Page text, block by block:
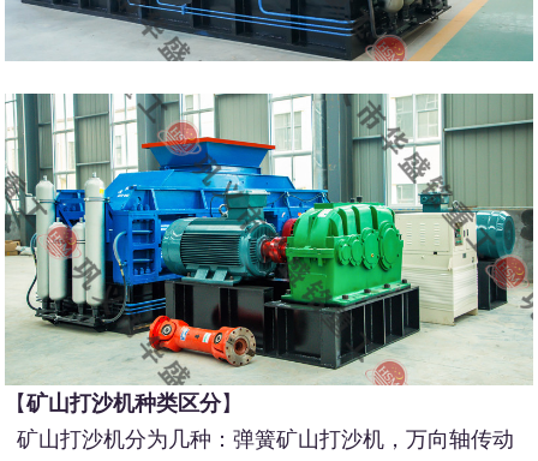
【矿山打沙机种类区分】
矿山打沙机分为几种：弹簧矿山打沙机，万向轴传动